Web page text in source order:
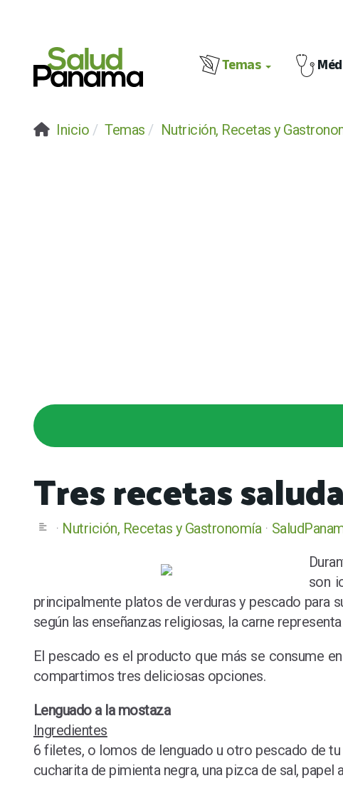
Temas
Inicio Temas Nutrición, Recetas y
Tres recetas
Nutrición, Recetas y Gastronomía
son
principalmente platos de verduras y pescado para
según las enseñanzas religiosas, la carne
El pescado es el producto que más se consume
compartimos tres deliciosas opciones.
Lenguado a la mostaza
Ingredientes
6 filetes, o lomos de lenguado u otro pescado de
cucharita de pimienta negra, una pizca de sal, papel